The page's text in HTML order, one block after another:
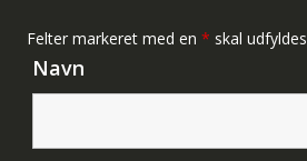
Felter markeret med en * skal udfyldes
Navn